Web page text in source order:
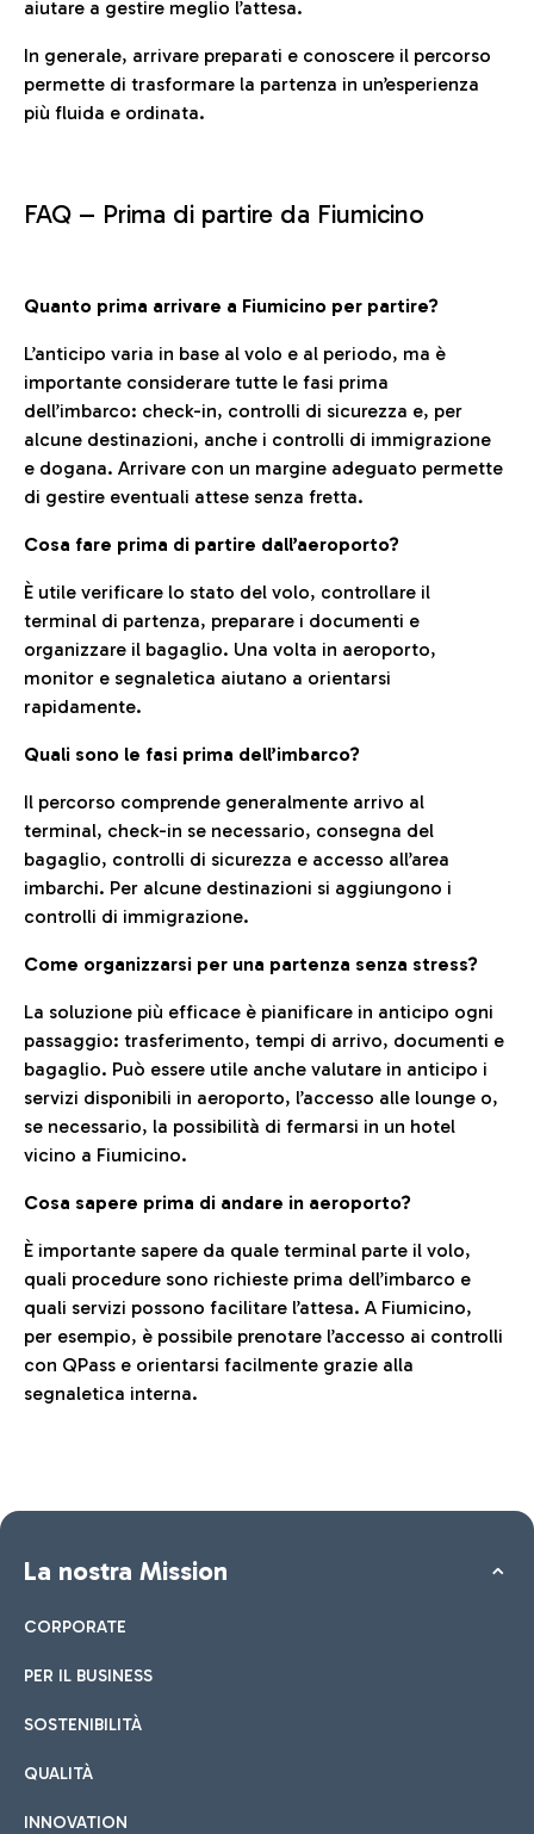
aiutare a gestire meglio l’attesa.
In generale, arrivare preparati e conoscere il percorso
permette di trasformare la partenza in un’esperienza
più fluida e ordinata.
FAQ – Prima di partire da Fiumicino
Quanto prima arrivare a Fiumicino per partire?
L’anticipo varia in base al volo e al periodo, ma è
importante considerare tutte le fasi prima
dell’imbarco: check-in, controlli di sicurezza e, per
alcune destinazioni, anche i controlli di immigrazione
e dogana. Arrivare con un margine adeguato permette
di gestire eventuali attese senza fretta.
Cosa fare prima di partire dall’aeroporto?
È utile verificare lo stato del volo, controllare il
terminal di partenza, preparare i documenti e
organizzare il bagaglio. Una volta in aeroporto,
monitor e segnaletica aiutano a orientarsi
rapidamente.
Quali sono le fasi prima dell’imbarco?
Il percorso comprende generalmente arrivo al
terminal, check-in se necessario, consegna del
bagaglio, controlli di sicurezza e accesso all’area
imbarchi. Per alcune destinazioni si aggiungono i
controlli di immigrazione.
Come organizzarsi per una partenza senza stress?
La soluzione più efficace è pianificare in anticipo ogni
passaggio: trasferimento, tempi di arrivo, documenti e
bagaglio. Può essere utile anche valutare in anticipo i
servizi disponibili in aeroporto, l’accesso alle lounge o,
se necessario, la possibilità di fermarsi in un hotel
vicino a Fiumicino.
Cosa sapere prima di andare in aeroporto?
È importante sapere da quale terminal parte il volo,
quali procedure sono richieste prima dell’imbarco e
quali servizi possono facilitare l’attesa. A Fiumicino,
per esempio, è possibile prenotare l’accesso ai controlli
con QPass e orientarsi facilmente grazie alla
segnaletica interna.
La nostra Mission
CORPORATE
PER IL BUSINESS
SOSTENIBILITÀ
QUALITÀ
INNOVATION